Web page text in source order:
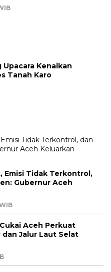
Kenaikan
Tanah Karo
Emisi Tidak Terkontrol,
Gubernur Aceh
Aceh Perkuat
dan Jalur Laut Selat